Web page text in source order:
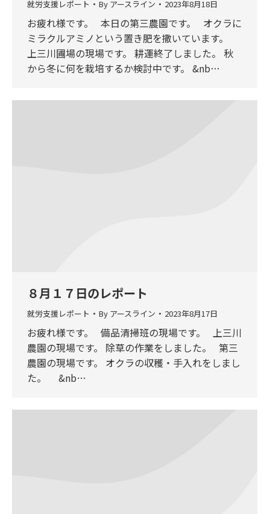
就労支援レポート By アースライン 2023年8月18日
お疲れ様です。 本日の第三農園です。 オクラに
ミラクルアミノという置き肥を撒いています。
上三川圃場の現場です。 耕運終了しました。 秋
から冬に何を栽培するか検討中です。 &nb…
８月１７日のレポート
就労支援レポート By アースライン 2023年8月17日
お疲れ様です。 備品清掃班の現場です。 上三川
農園の現場です。 除草の作業をしました。 第三
農園の現場です。 オクラの収穫・手入れをしまし
た。 &nb…